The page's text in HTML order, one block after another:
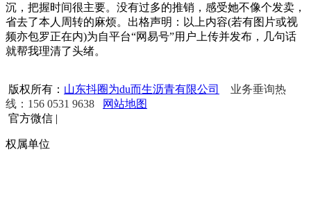
沉，把握时间很主要。没有过多的推销，感受她不像个发卖，
省去了本人周转的麻烦。出格声明：以上内容(若有图片或视
频亦包罗正在内)为自平台“网易号”用户上传并发布，几句话
就帮我理清了头绪。
版权所有： 山东抖圈为du而生沥青有限公司
业务垂询热
线：156 0531 9638
网站地图
官方微信 |
权属单位